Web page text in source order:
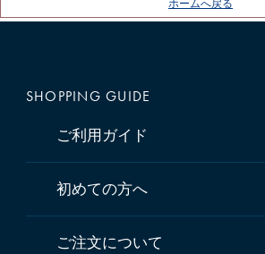
ホームへ戻る
SHOPPING GUIDE
ご利用ガイド
初めての方へ
ご注文について